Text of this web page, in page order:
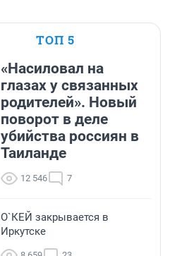
ТОП 5
«Насиловал на
глазах у связанных
родителей». Новый
поворот в деле
убийства россиян в
Таиланде
12 546 7
О`КЕЙ закрывается в
Иркутске